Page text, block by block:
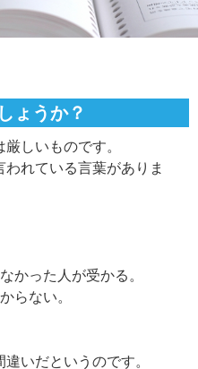
ょうか？
しいものです。
れている言葉がありま
かった人が受かる。
らない。
いだというのです。